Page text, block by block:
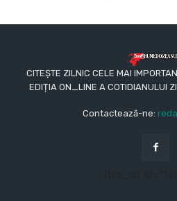
CITEȘTE ZILNIC CELE MAI
EDIȚIA ON_LINE A COTIDIANULUI
Contactează-ne: